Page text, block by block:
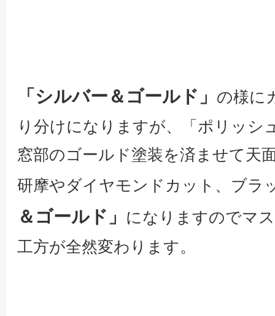
「シルバー＆ゴールド」
の様に
り分けになりますが、「ポリッシ
窓部のゴールド塗装を済ませて天
研摩やダイヤモンドカット、ブラ
＆ゴールド」
になりますのでマ
工方が全然変わります。